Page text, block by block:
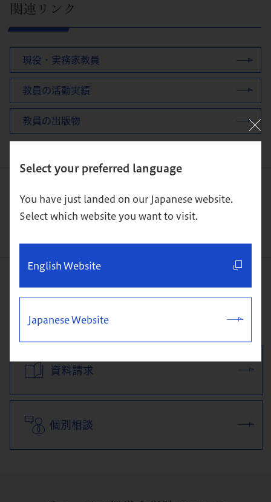
Select your preferred language
You have just landed on our Japanese website.
Select which website you want to visit.
English Website
Japanese Website
関連リンク
現役・実務家教員
教員の活動実績
教員の出版物
資料請求
個別相談